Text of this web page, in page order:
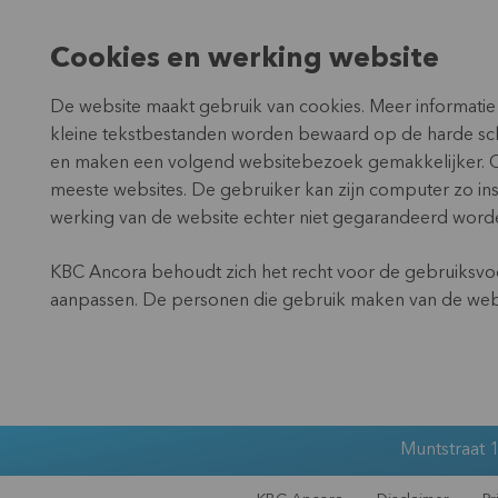
Cookies en werking website
De website maakt gebruik van cookies. Meer
kleine tekstbestanden worden bewaard op de harde
en maken een volgend websitebezoek gemakkelijker.
meeste websites. De gebruiker kan zijn computer zo
werking van de website echter niet gegarandeerd
KBC Ancora behoudt zich het recht voor de
aanpassen. De personen die gebruik maken van de
Muntstraat